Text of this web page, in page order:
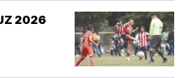
MÉXICO LA NADADORA DEL
ROSA GRAHAM BAZÁN *ANA
2026